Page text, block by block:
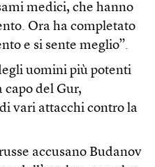
medici, che hanno
Ora ha completato
e si sente meglio”.
uomini più potenti
capo del Gur,
vari attacchi contro la
accusano Budanov